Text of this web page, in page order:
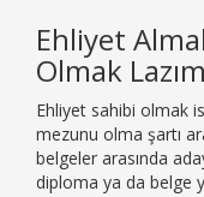
Ehliyet
Olmak
Ehliyet sahibi olmak
mezunu olma şartı
belgeler arasında
diploma ya da belge